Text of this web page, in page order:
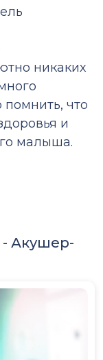
никаких
что
и
малыша.
Акушер-